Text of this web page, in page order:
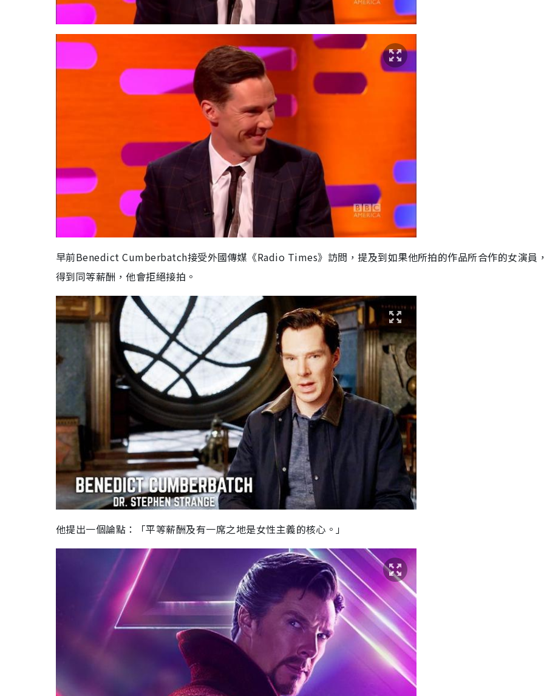
早前Benedict Cumberbatch接受外國傳媒《Radio Times》訪問，提及到如果他所拍的作品所合作的女演員
得到同等薪酬，他會拒絕接拍。
他提出一個論點：「平等薪酬及有一席之地是女性主義的核心。」